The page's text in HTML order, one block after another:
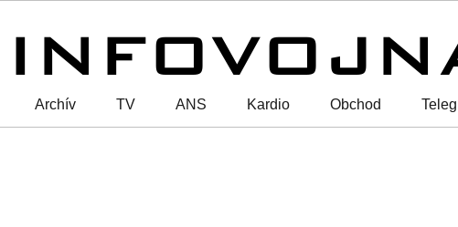
Archív TV ANS Kardio Obchod